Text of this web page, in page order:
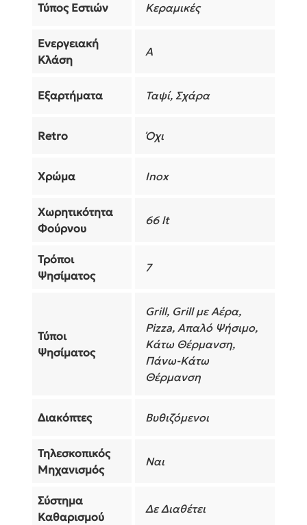
Τύπος Εστιών Κεραμικές
Ενεργειακή
Κλάση
A
Εξαρτήματα Ταψί, Σχάρα
Retro Όχι
Χρώμα Inox
Χωρητικότητα
Φούρνου
66 lt
Τρόποι
Ψησίματος
7
Τύποι
Ψησίματος
Grill, Grill με Αέρα,
Pizza, Απαλό Ψήσιμο,
Κάτω Θέρμανση,
Πάνω-Κάτω
Θέρμανση
Διακόπτες Βυθιζόμενοι
Τηλεσκοπικός
Μηχανισμός
Ναι
Σύστημα
Καθαρισμού
Δε Διαθέτει